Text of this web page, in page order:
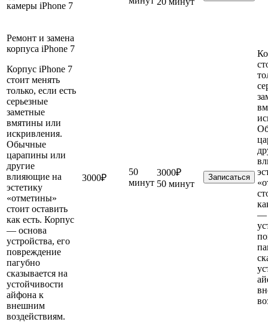
камеры iPhone 7
Ремонт и замена
корпуса iPhone 7
Корпус iPhone 7
стоит менять
только, если есть
серьезные
заметные
вмятины или
искривления.
Обычные
царапины или
другие
влияющие на
эстетику
«отметины»
стоит оставить
как есть. Корпус
— основа
устройства, его
повреждение
пагубно
сказывается на
устойчивости
айфона к
внешним
воздействиям.
3000₽
50
минут
3000₽
50 минут
Записаться
—